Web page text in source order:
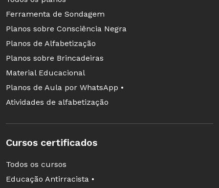
Ferramenta de Sondagem
Planos sobre Consciência Negra
Planos de Alfabetização
Planos sobre Brincadeiras
Material Educacional
Planos de Aula por WhatsApp •
Atividades de alfabetização
Cursos certificados
Todos os cursos
Educação Antirracista •